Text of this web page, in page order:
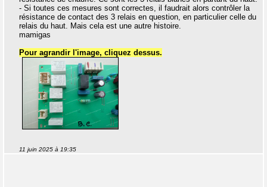
- Si toutes ces mesures sont correctes, il faudrait alors contrôler la
résistance de contact des 3 relais en question, en particulier celle du
relais du haut. Mais cela est une autre histoire.
mamigas
Pour agrandir l'image, cliquez dessus.
11 juin 2025 à 19:35